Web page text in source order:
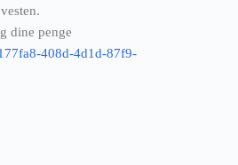
dine penge
408d-4d1d-87f9-